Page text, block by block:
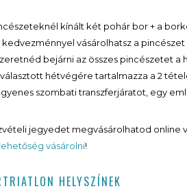
kínált két pohár bor + a
kedvezménnyel vásárolhatsz a pincészet
bejárni az összes pincészetet a
hétvégére tartalmazza a 2
szombati transzferjáratot, egy
jegyedet megvásárolhatod online
vásárolni!
HELYSZÍNEK